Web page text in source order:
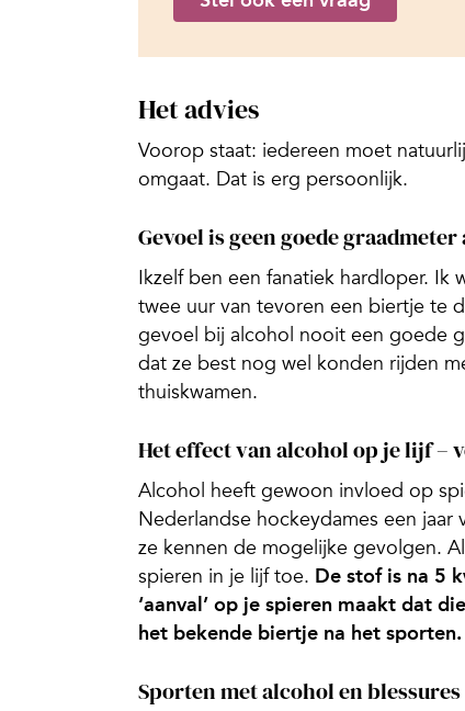
Het advies
Voorop staat: iedereen moet
omgaat. Dat is erg persoonlijk.
Gevoel is geen goede
Ikzelf ben een fanatiek hardloper.
twee uur van tevoren een biertje te
gevoel bij alcohol nooit een goede
dat ze best nog wel konden rijden
thuiskwamen.
Het effect van alcohol op je lijf –
Alcohol heeft gewoon invloed op
Nederlandse hockeydames een
ze kennen de mogelijke gevolgen.
spieren in je lijf toe. De stof is na 5
‘aanval’ op je spieren maakt dat
het bekende biertje na het sporten.
Sporten met alcohol en blessures